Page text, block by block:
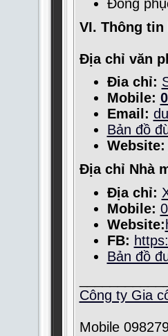
Đồng
VI. Thông tin
Địa chỉ văn
Đia chỉ:
Mobile:
Email:
Bản đồ
Website:
Địa chỉ Nhà
Địa chỉ:
Mobile:
Website:
FB:
Bản đồ
Công ty Gia
Mobile